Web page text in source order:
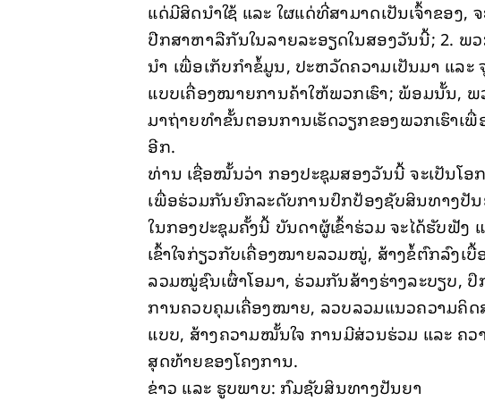
ແດ່ມີສິດນຳໃຊ້ ແລະ ໃຜແດ່ທີ່ສາມາດເປັນເຈົ້າຂອງ,
ປືກສາຫາລືກັນໃນລາຍລະອຽດໃນສອງວັນນີ້; 2. ພ
ນຳ ເພື່ອເກັບກຳຂໍ້ມູນ, ປະຫວັດຄວາມເປັນມາ ແລ
ແບບເຄື່ອງໝາຍການຄ້າໃຫ້ພວກເຮົາ; ພ້ອມນັ້ນ, ພ
ມາຖ່າຍທຳຂັ້ນຕອນການເຮັດວຽກຂອງພວກເຮົາເພື່
ອີກ.
ທ່ານ ເຊື່ອໝັ້ນວ່າ ກອງປະຊຸມສອງວັນນີ້ ຈະເປັນໂອ
ເພື່ອຮ່ວມກັນຍົກລະດັບການປົກປ້ອງຊັບສິນທາງປັ
ໃນກອງປະຊຸມຄັ້ງນີ້ ບັນດາຜູ້ເຂົ້າຮ່ວມ ຈະໄດ້ຮັບຟັງ
ເຂົ້າໃຈກ່ຽວກັບເຄື່ອງໝາຍລວມໝູ່, ສ້າງຂໍ້ຕົກລົງເ
ລວມໝູ່ຊົນເຜົ່າໂອມາ, ຮ່ວມກັນສ້າງຮ່າງລະບຽບ,
ການຄວບຄຸມເຄື່ອງໝາຍ, ລວບລວມແນວຄວາມຄິ
ແບບ, ສ້າງຄວາມໝັ້ນໃຈ ການມີສ່ວນຮ່ວມ ແລະ ຄວ
ສຸດທ້າຍຂອງໂຄງການ.
ຂ່າວ ແລະ ຮູບພາບ: ກົມຊັບສິນທາງປັນຍາ